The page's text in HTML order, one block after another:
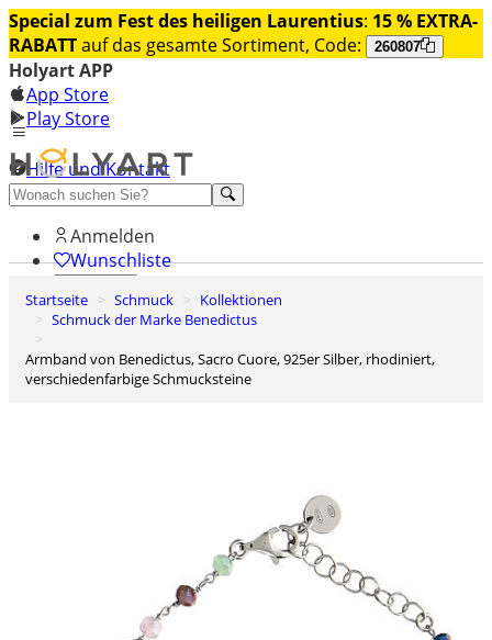
Special zum Fest des heiligen Laurentius: 15 % EXTRA-
RABATTauf das gesamte Sortiment, Code: 260807
Holyart APP
App Store
Play Store
Hilfe und Kontakt
Entdecken Sie Premium
Anmelden
Wunschliste
0
Warenkorb
Startseite Schmuck
Kollektionen
Schmuck der Marke Benedictus
Armband von Benedictus, Sacro Cuore, 925er Silber, rhodiniert,
verschiedenfarbige Schmucksteine